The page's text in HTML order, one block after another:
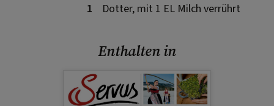
1
Dotter, mit 1 EL Milch verrührt
Enthalten in